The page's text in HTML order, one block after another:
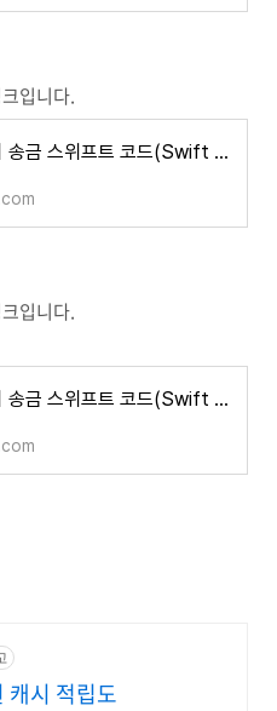
입니다.
기업은행 해외 송금 스위프트 코드(Swift Code), 영문 주소
입니다.
하나은행 해외 송금 스위프트 코드(Swift Code), 영문 주소
캐시 적립도